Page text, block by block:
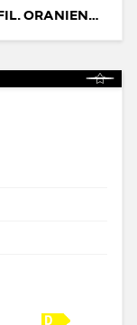
AH GOTTHARD KÖNIG GMBH FIL. ORANIENBURG